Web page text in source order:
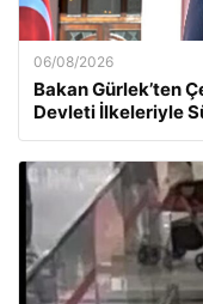
06/08/2026
Bakan Gürlek’ten
Devleti İlkeleriyle